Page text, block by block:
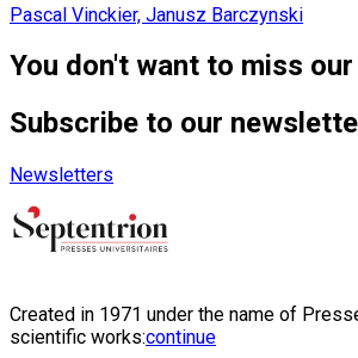
Pascal Vinckier, Janusz Barczynski
You don't want to miss
Subscribe to our
Newsletters
Created in 1971 under the name of
scientific works:continue